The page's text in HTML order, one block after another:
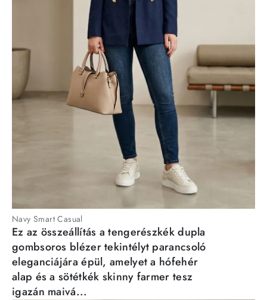
Navy Smart Casual
Ez az összeállítás a tengerészkék dupla
gombsoros blézer tekintélyt parancsoló
eleganciájára épül, amelyet a hófehér
alap és a sötétkék skinny farmer tesz
igazán maivá...